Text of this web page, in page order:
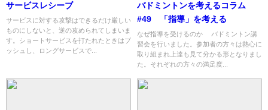
サービスレシーブ
サービスに対する攻撃はできるだけ厳しい
ものにしないと、逆の攻められてしまいま
す。ショートサービスを打たれたときはプ
ッシュし、ロングサービスで...
バドミントンを考えるコラム
#49 「指導」を考える
なぜ指導を受けるのか バドミントン講
習会を行いました。参加者の方々は熱心に
取り組まれ上達も見て分かる形となりまし
た。それぞれの方々の満足度...